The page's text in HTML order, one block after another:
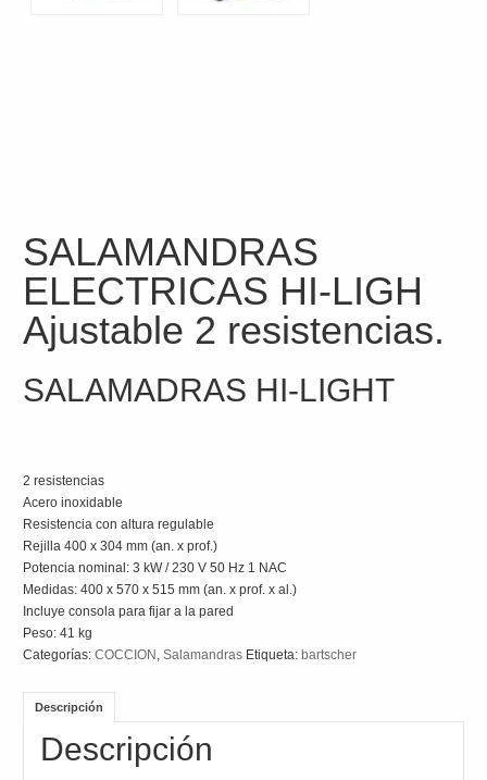
SALAMANDRAS
ELECTRICAS HI-LIGH
Ajustable 2 resistencias.
SALAMADRAS HI-LIGHT
2 resistencias
Acero inoxidable
Resistencia con altura regulable
Rejilla 400 x 304 mm (an. x prof.)
Potencia nominal: 3 kW / 230 V 50 Hz 1 NAC
Medidas: 400 x 570 x 515 mm (an. x prof. x al.)
Incluye consola para fijar a la pared
Peso: 41 kg
Categorías:COCCION ,Salamandras Etiqueta:bartscher
Descripción
Descripción